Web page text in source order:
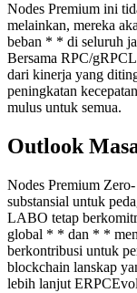
Nodes Premium ini
melainkan, mereka
beban * * di seluruh
Bersama RPC/
dari kinerja yang
peningkatan
mulus untuk semua.
Outlook
Nodes Premium
substansial untuk
LABO tetap
global * * dan * *
berkontribusi untuk
blockchain lanskap
lebih lanjut